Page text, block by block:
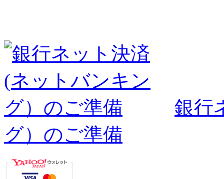
銀行
グ）のご準備